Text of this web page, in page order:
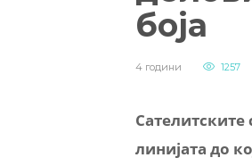
боја
4 години 1257
линијата до